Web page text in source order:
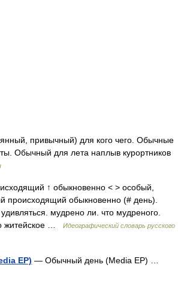
привычный) для кого чего. Обычные
Обычный для лета наплыв курортников
↑ обыкновенно < > особый,
происходящий обыкновенно (# день).
мудрено ли. что мудреного.
житейское …
Идеографический словарь русского
EP) — Обычный день (Media EP) …